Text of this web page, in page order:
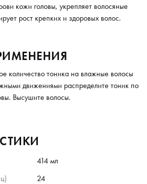
кожи головы, укрепляет волосяные
рост крепких и здоровых волос.
количество тоника на влажные волосы
движениями распределите тоник по
Высушите волосы.
414 мл
24